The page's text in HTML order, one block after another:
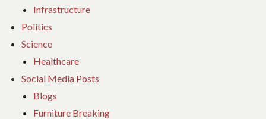
Infrastructure
Politics
Science
Healthcare
Social Media Posts
Blogs
Furniture Breaking